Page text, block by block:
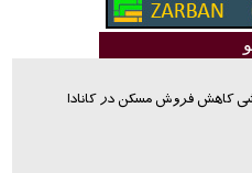
کاهش فروش مسکن در کانادا